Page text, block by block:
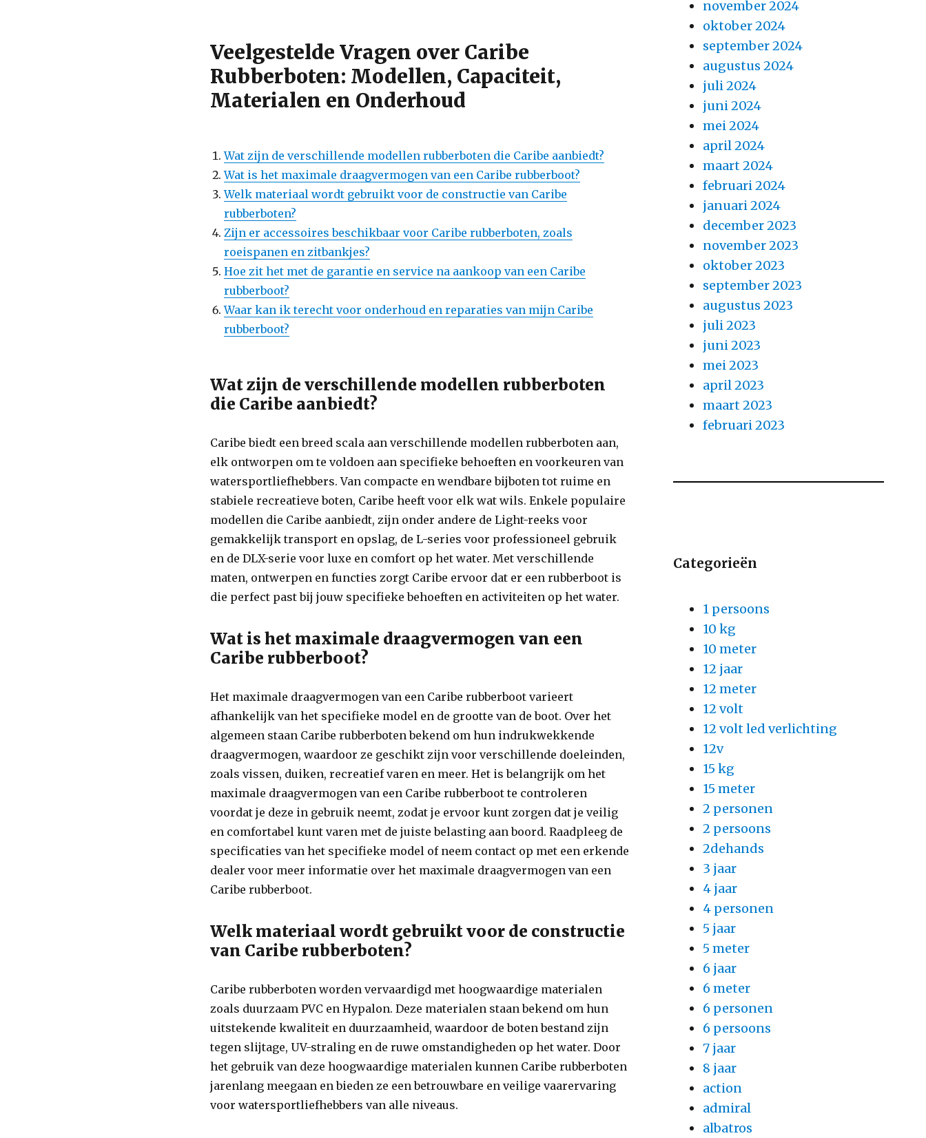
Veelgestelde Vragen over Caribe
Rubberboten: Modellen, Capaciteit,
Materialen en Onderhoud
Wat zijn de verschillende modellen rubberboten die Caribe aanbiedt?
Wat is het maximale draagvermogen van een Caribe rubberboot?
Welk materiaal wordt gebruikt voor de constructie van Caribe
rubberboten?
Zijn er accessoires beschikbaar voor Caribe rubberboten, zoals
roeispanen en zitbankjes?
Hoe zit het met de garantie en service na aankoop van een Caribe
rubberboot?
Waar kan ik terecht voor onderhoud en reparaties van mijn Caribe
rubberboot?
Wat zijn de verschillende modellen rubberboten
die Caribe aanbiedt?
Caribe biedt een breed scala aan verschillende modellen rubberboten aan,
elk ontworpen om te voldoen aan specifieke behoeften en voorkeuren van
watersportliefhebbers. Van compacte en wendbare bijboten tot ruime en
stabiele recreatieve boten, Caribe heeft voor elk wat wils. Enkele populaire
modellen die Caribe aanbiedt, zijn onder andere de Light-reeks voor
gemakkelijk transport en opslag, de L-series voor professioneel gebruik
en de DLX-serie voor luxe en comfort op het water. Met verschillende
maten, ontwerpen en functies zorgt Caribe ervoor dat er een rubberboot is
die perfect past bij jouw specifieke behoeften en activiteiten op het water.
Wat is het maximale draagvermogen van een
Caribe rubberboot?
Het maximale draagvermogen van een Caribe rubberboot varieert
afhankelijk van het specifieke model en de grootte van de boot. Over het
algemeen staan Caribe rubberboten bekend om hun indrukwekkende
draagvermogen, waardoor ze geschikt zijn voor verschillende doeleinden,
zoals vissen, duiken, recreatief varen en meer. Het is belangrijk om het
maximale draagvermogen van een Caribe rubberboot te controleren
voordat je deze in gebruik neemt, zodat je ervoor kunt zorgen dat je veilig
en comfortabel kunt varen met de juiste belasting aan boord. Raadpleeg de
specificaties van het specifieke model of neem contact op met een erkende
dealer voor meer informatie over het maximale draagvermogen van een
Caribe rubberboot.
Welk materiaal wordt gebruikt voor de constructie
van Caribe rubberboten?
Caribe rubberboten worden vervaardigd met hoogwaardige materialen
zoals duurzaam PVC en Hypalon. Deze materialen staan bekend om hun
uitstekende kwaliteit en duurzaamheid, waardoor de boten bestand zijn
tegen slijtage, UV-straling en de ruwe omstandigheden op het water. Door
het gebruik van deze hoogwaardige materialen kunnen Caribe rubberboten
jarenlang meegaan en bieden ze een betrouwbare en veilige vaarervaring
voor watersportliefhebbers van alle niveaus.
november 2024
oktober 2024
september 2024
augustus 2024
juli 2024
juni 2024
mei 2024
april 2024
maart 2024
februari 2024
januari 2024
december 2023
november 2023
oktober 2023
september 2023
augustus 2023
juli 2023
juni 2023
mei 2023
april 2023
maart 2023
februari 2023
Categorieën
1 persoons
10 kg
10 meter
12 jaar
12 meter
12 volt
12 volt led verlichting
12v
15 kg
15 meter
2 personen
2 persoons
2dehands
3 jaar
4 jaar
4 personen
5 jaar
5 meter
6 jaar
6 meter
6 personen
6 persoons
7 jaar
8 jaar
action
admiral
albatros